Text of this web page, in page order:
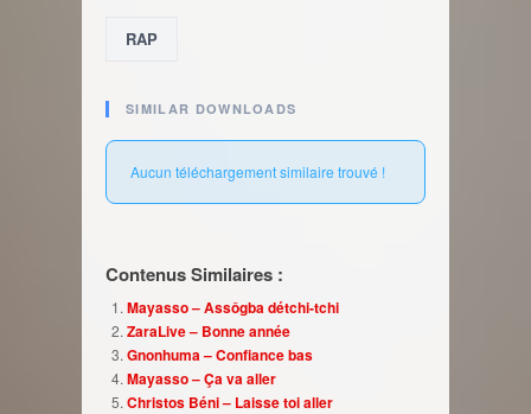
RAP
SIMILAR DOWNLOADS
Aucun téléchargement similaire trouvé !
Contenus Similaires :
Mayasso – Assôgba détchi-tchi
ZaraLive – Bonne année
Gnonhuma – Confiance bas
Mayasso – Ça va aller
Christos Béni – Laisse toi aller